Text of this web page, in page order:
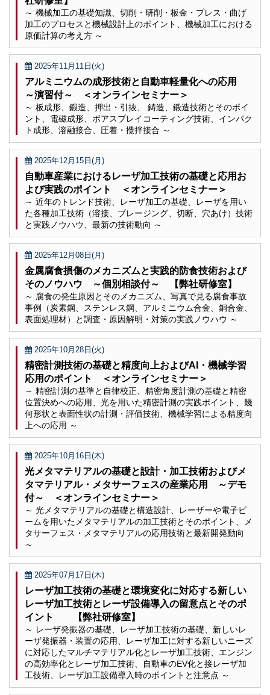
～ 機械加工の基礎知識、切削・研削・板金・プレス・曲げ
加工のプロセスと機械設計上のポイント、機械加工における
原価計算の考え方 ～
2025年11月11日(火)
アルミニウムの成形技術と自動車軽量化への応用
～演習付～ ＜オンラインセミナー＞
～ 板成形、鍛造、押出・引抜、 鋳造、鍛造技術とそのポイ
ント、電磁成形、ボアスプレイコーティング技術、インパク
ト成形、溶融接合、圧着・攪拌接合 ～
2025年12月15日(月)
自動車産業におけるレーザ加工技術の基礎と応用お
よび実践のポイント ＜オンラインセミナー＞
～ 近年のトレンド技術、レーザ加工の基礎、レーザを用い
た各種加工技術（溶接、ブレージング、切断、穴あけ）技術
と実践ノウハウ、最新の技術動向 ～
2025年12月08日(月)
金属腐食損傷のメカニズムと実践的防食技術および
そのノウハウ ～個別相談付～ 【弊社研修室】
～ 腐食の発生原因とそのメカニズム、写真で見る腐食事故
事例（炭素鋼、ステンレス鋼、アルミニウム合金、銅合金、
表面処理材）と調査・原因解明・対策の実践ノウハウ ～
2025年10月28日(火)
精密計測技術の基礎と精度向上およびAI・機械学習
応用のポイント ＜オンラインセミナー＞
～ 精密計測の基準と自律校正、精密角度計測の基礎と精密
位置決めへの応用、光を用いた精密計測の実践ポイント、幾
何形状と表面性状の計測・評価技術、機械学習による精度向
上への応用 ～
2025年10月16日(木)
光メタマテリアルの基礎と設計・加工技術およびメ
タマテリアル・メタサーフェスの産業応用 ～デモ
付～ ＜オンラインセミナー＞
～ 光メタマテリアルの基礎と構造設計、レーザーや電子ビ
ームを用いたメタマテリアルの加工技術とそのポイント、メ
タサーフェス・メタマテリアルの応用技術と最新開発動向
～
2025年07月17日(木)
レーザ加工技術の基礎と環境変化に対応する新しい
レーザ加工技術とレーザ設備導入の留意点とそのポ
イント 【弊社研修室】
～ レーザ発振器の基礎、レーザ加工技術の基礎、新しいレ
ーザ発振器・装置の応用、レーザ加工に対する新しいニーズ
に対応したマルチマテリアル化とレーザ加工技術、エンジン
の高効率化とレーザ加工技術、自動車のEV化と接レーザ加
工技術、レーザ加工設備導入時のポイントと注意点 ～